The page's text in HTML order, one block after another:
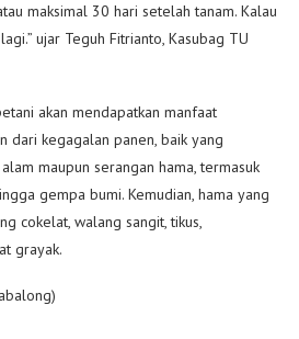
maksimal 30 hari setelah tanam. Kalau
ujar Teguh Fitrianto, Kasubag TU
akan mendapatkan manfaat
dari kegagalan panen, baik yang
maupun serangan hama, termasuk
gempa bumi. Kemudian, hama yang
cokelat, walang sangit, tikus,
grayak.